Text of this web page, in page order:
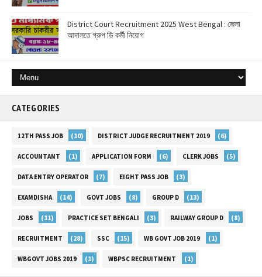
District Court Recruitment 2025 West Bengal : জেলা
আদালতে গ্রুপ ডি কর্মী নিয়োগ
CATEGORIES
12TH PASS JOB (10) DISTRICT JUDGE RECRUITMENT 2019 (6)
ACCOUNTANT (1) APPLICATION FORM (6) CLERK JOBS (5)
DATA ENTRY OPERATOR (7) EIGHT PASS JOB (3)
EXAMDISHA (14) GOVT JOBS (8) GROUP D (13)
JOBS (11) PRACTICE SET BENGALI (3) RAILWAY GROUP D (8)
RECRUITMENT (28) SSC (15) WB GOVT JOB 2019 (1)
WBGOVT JOBS 2019 (1) WBPSC RECRUITMENT (1)